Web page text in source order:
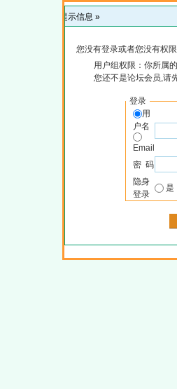
提示信息 »
您没有登录或者您没有权
用户组权限：你所属
您还不是论坛会员,请
登录
用
户名
Email
密 码
隐身
登录